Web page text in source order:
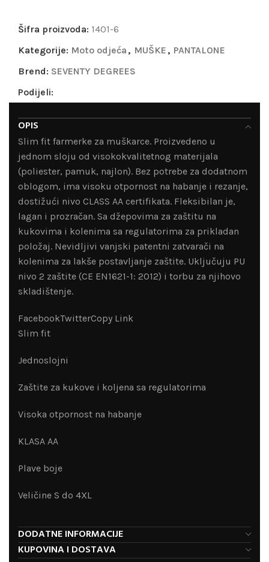
Šifra proizvoda: 1401-6
Kategorije: Moto odjeća , MUŠKE , PANTALONE
Brend: SEVENTY DEGREES
Podijeli:
OPIS
Slim fit farmerke za muškarce. Proizvedeno u
jednom sloju od visokokvalitetnog materijala
(poliester, pamuk, najlon). Bez potrebe za dodatnom
oblogom, ima visoku otpornost na habanje i rezanje,
dostižući nivo CLASS AA certifikata. Fleksibilan je,
lagan i prozračan. Sa džepovima za zaštitu na
kukovima i kolenima sa regulatorima za prikladan
položaj. Nevidljivi vanjski patentni zatvarači na
kolenima za lakše postavljanje zaštite. Uključuju PU
nivo 2 zaštite (CE EN1621-1: 2012) i torbu za njihovo
skladištenje.
FacebookTwitterCopy Link
Slim fit
Jednoslojni
Zaštite za kukove i koljena sa regulatorima
Visoka otpornost na habanje
KLASA AA
Plave boje
Veličine S do 4XL
DODATNE INFORMACIJE
KUPOVINA I DOSTAVA